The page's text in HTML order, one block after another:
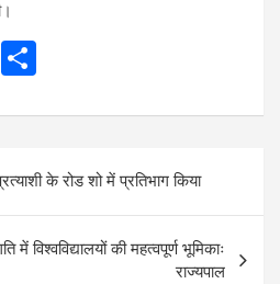
W
A
ar
eके रोड शो में प्रतिभाग किया
में विश्वविद्यालयों की महत्वपूर्ण भूमिकाः
राज्यपाल